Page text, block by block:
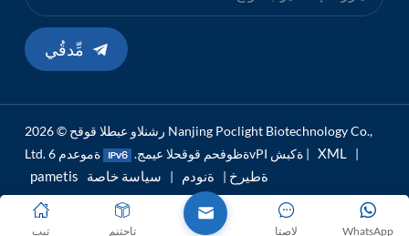
مِّدقُي
رشنلاو عبطلا قوقح © 2026 Nanjing Poclight Biotechnology Co.,
Ltd. ةظوفحم قوقحلا عيمج.
ةموعدم 6vPI ةكبش | XML |
pametis ةطيرخ | ةنودم | سياسة خاصة
تيب تاجتنم WhatsApp لاصتا